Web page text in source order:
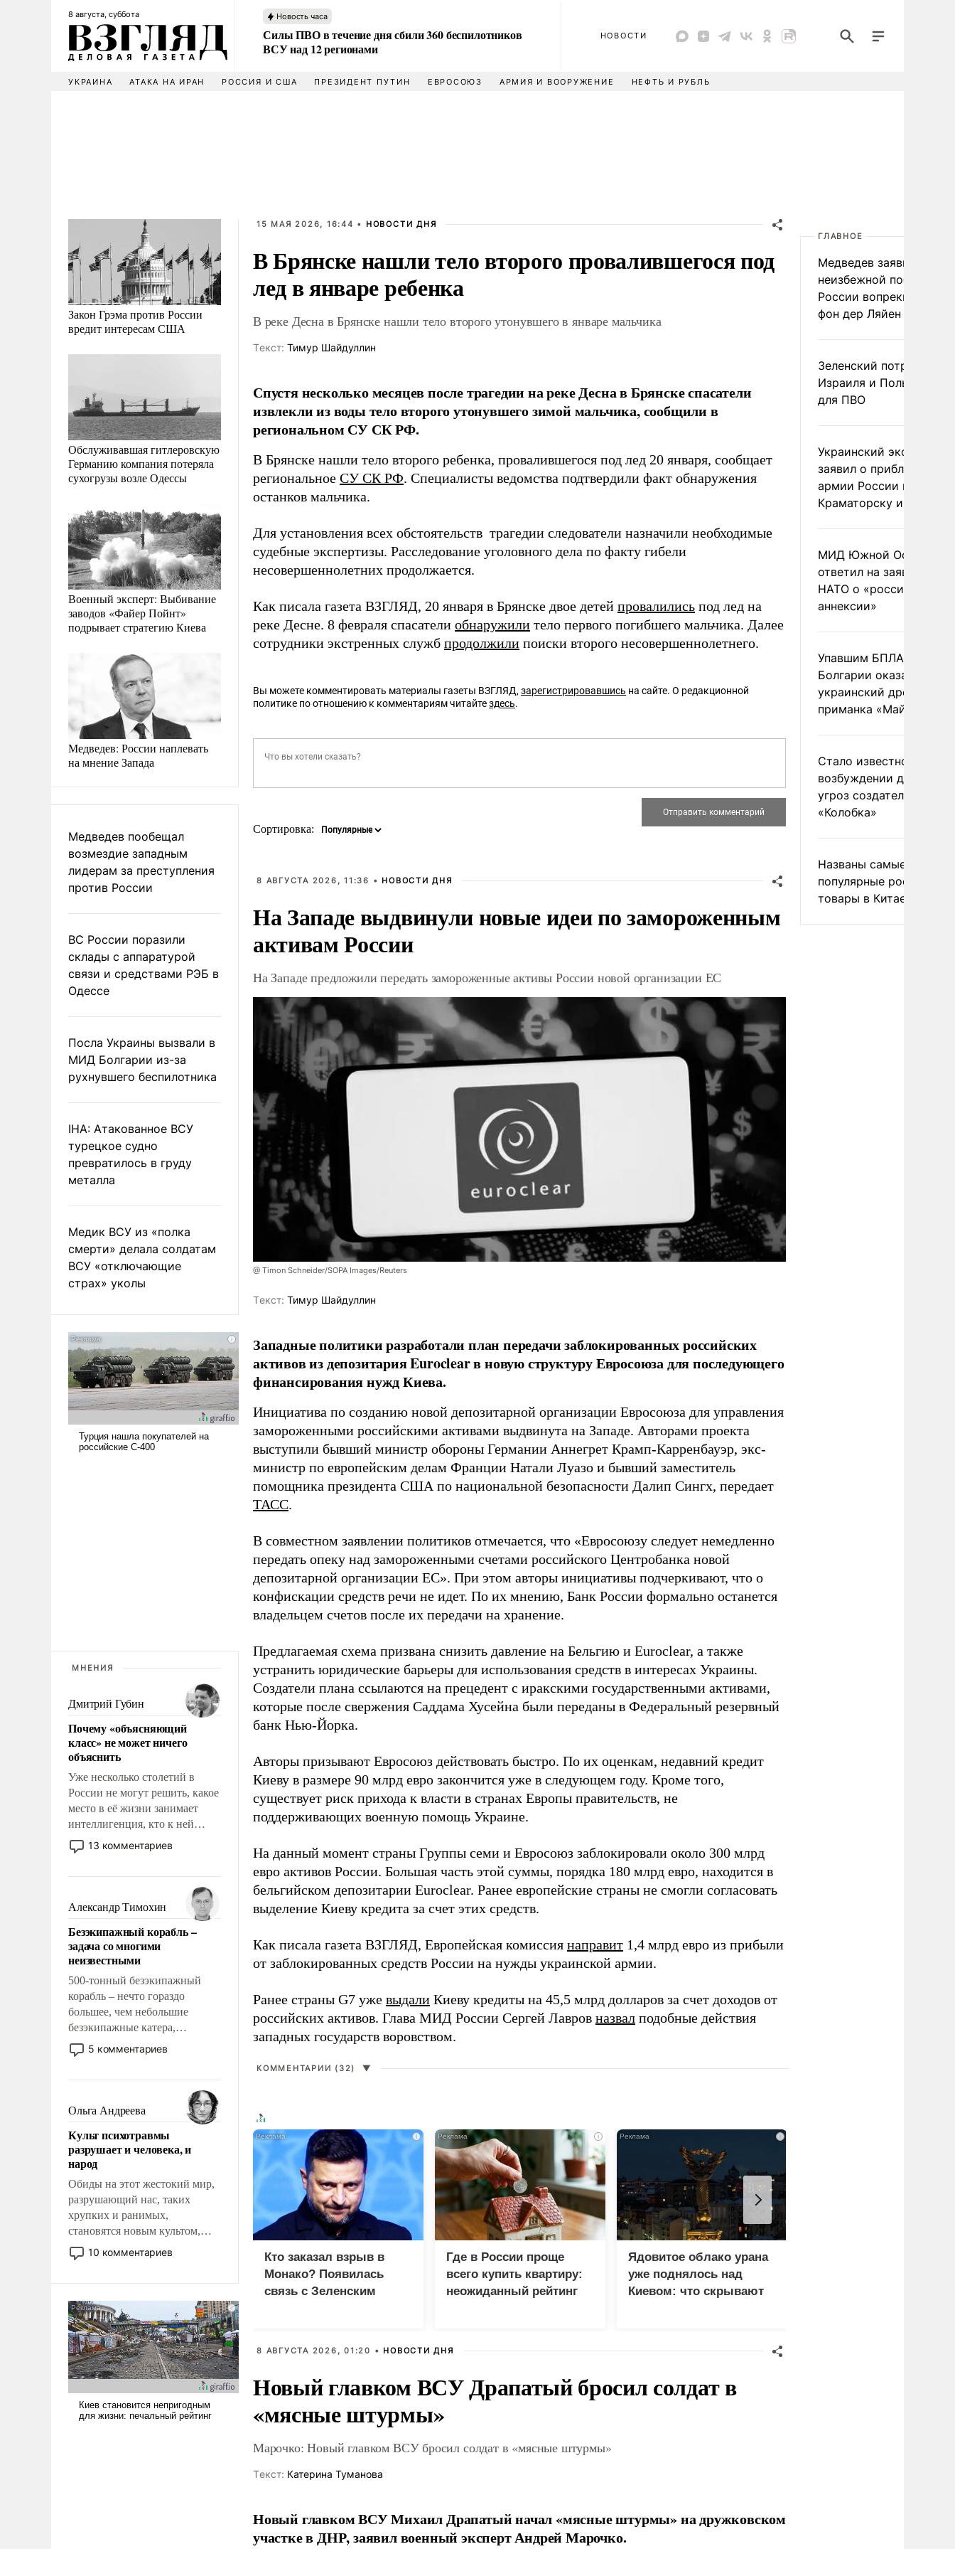
8 августа, суббота Новость часа
Силы ПВО в течение дня сбили 360 беспилотников
ВСУ над 12 регионами
НОВОСТИ
УКРАИНА АТАКА НА ИРАН РОССИЯ И США ПРЕЗИДЕНТ ПУТИН ЕВРОСОЮЗ АРМИЯ И ВООРУЖЕНИЕ НЕФТЬ И РУБЛЬ
Закон Грэма против России
вредит интересам США
Обслуживавшая гитлеровскую
Германию компания потеряла
сухогрузы возле Одессы
Военный эксперт: Выбивание
заводов «Файер Пойнт»
подрывает стратегию Киева
Медведев: России наплевать
на мнение Запада
Медведев пообещал
возмездие западным
лидерам за преступления
против России
ВС России поразили
склады с аппаратурой
связи и средствами РЭБ в
Одессе
Посла Украины вызвали в
МИД Болгарии из-за
рухнувшего беспилотника
IHA: Атакованное ВСУ
турецкое судно
превратилось в груду
металла
Медик ВСУ из «полка
смерти» делала солдатам
ВСУ «отключающие
страх» уколы
МНЕНИЯ
Дмитрий Губин
Почему «объясняющий
класс» не может ничего
объяснить
Уже несколько столетий в
России не могут решить, какое
место в её жизни занимает
интеллигенция, кто к ней
принадлежит, а кого из неё
исключили с правом
чем она отличается от просто
образованных людей. Иногда
казалось, что эти вопросы
решены раз и навсегда, но –
нет, не решены.
13 комментариев
Александр Тимохин
Безэкипажный корабль –
задача со многими
неизвестными
500-тонный безэкипажный
корабль – нечто гораздо
большее, чем небольшие
безэкипажные катера,
применение которых уже
стало обыденностью. Задача по
сложна и амбициозна. Однако
и ее реализация радикально
поднимет наши боевые
возможности.
5 комментариев
Ольга Андреева
Культ психотравмы
разрушает и человека, и
народ
Обиды на этот жестокий мир,
разрушающий нас, таких
хрупких и ранимых,
становятся новым культом,
постепенно вытесняя и
отменяя традиционное
ударами судьбы, брать на себя
ответственность, помогать
слабым, идти вперед и
адаптироваться.
10 комментариев
15 МАЯ 2026, 16:44 • НОВОСТИ ДНЯ
В Брянске нашли тело второго провалившегося под
лед в январе ребенка
В реке Десна в Брянске нашли тело второго утонувшего в январе мальчика
Tекст: Тимур Шайдуллин
Спустя несколько месяцев после трагедии на реке Десна в Брянске спасатели
извлекли из воды тело второго утонувшего зимой мальчика, сообщили в
региональном СУ СК РФ.
В Брянске нашли тело второго ребенка, провалившегося под лед 20 января, сообщает
региональное СУ СК РФ. Специалисты ведомства подтвердили факт обнаружения
останков мальчика.
Для установления всех обстоятельств трагедии следователи назначили необходимые
судебные экспертизы. Расследование уголовного дела по факту гибели
несовершеннолетних продолжается.
Как писала газета ВЗГЛЯД, 20 января в Брянске двое детей провалились под лед на
реке Десне. 8 февраля спасатели обнаружили тело первого погибшего мальчика. Далее
сотрудники экстренных служб продолжили поиски второго несовершеннолетнего.
Вы можете комментировать материалы газеты ВЗГЛЯД, зарегистрировавшись на сайте. О редакционной
политике по отношению к комментариям читайтездесь.
Сортировка:
8 АВГУСТА 2026, 11:36 • НОВОСТИ ДНЯ
На Западе выдвинули новые идеи по замороженным
активам России
На Западе предложили передать замороженные активы России новой организации ЕС
@ Timon Schneider/SOPA Images/Reuters
Tекст: Тимур Шайдуллин
Западные политики разработали план передачи заблокированных российских
активов из депозитария Euroclear в новую структуру Евросоюза для последующего
финансирования нужд Киева.
Инициатива по созданию новой депозитарной организации Евросоюза для управления
замороженными российскими активами выдвинута на Западе. Авторами проекта
выступили бывший министр обороны Германии Аннегрет Крамп-Карренбауэр, экс-
министр по европейским делам Франции Натали Луазо и бывший заместитель
помощника президента США по национальной безопасности Далип Сингх, передает
ТАСС.
В совместном заявлении политиков отмечается, что «Евросоюзу следует немедленно
передать опеку над замороженными счетами российского Центробанка новой
депозитарной организации ЕС». При этом авторы инициативы подчеркивают, что о
конфискации средств речи не идет. По их мнению, Банк России формально останется
владельцем счетов после их передачи на хранение.
Предлагаемая схема призвана снизить давление на Бельгию и Euroclear, а также
устранить юридические барьеры для использования средств в интересах Украины.
Создатели плана ссылаются на прецедент с иракскими государственными активами,
которые после свержения Саддама Хусейна были переданы в Федеральный резервный
банк Нью-Йорка.
Авторы призывают Евросоюз действовать быстро. По их оценкам, недавний кредит
Киеву в размере 90 млрд евро закончится уже в следующем году. Кроме того,
существует риск прихода к власти в странах Европы правительств, не
поддерживающих военную помощь Украине.
На данный момент страны Группы семи и Евросоюз заблокировали около 300 млрд
евро активов России. Большая часть этой суммы, порядка 180 млрд евро, находится в
бельгийском депозитарии Euroclear. Ранее европейские страны не смогли согласовать
выделение Киеву кредита за счет этих средств.
Как писала газета ВЗГЛЯД, Европейская комиссия направит 1,4 млрд евро из прибыли
от заблокированных средств России на нужды украинской армии.
Ранее страны G7 уже выдали Киеву кредиты на 45,5 млрд долларов за счет доходов от
российских активов. Глава МИД России Сергей Лавров назвал подобные действия
западных государств воровством.
КОММЕНТАРИИ (32) ▼
i
Кто заказал взрыв в
Монако? Появилась
связь с Зеленским
i
Где в России проще
всего купить квартиру:
неожиданный рейтинг
i
Ядовитое облако урана
уже поднялось над
Киевом: что скрывают
8 АВГУСТА 2026, 01:20 • НОВОСТИ ДНЯ
Новый главком ВСУ Драпатый бросил солдат в
«мясные штурмы»
Марочко: Новый главком ВСУ бросил солдат в «мясные штурмы»
Tекст: Катерина Туманова
Новый главком ВСУ Михаил Драпатый начал «мясные штурмы» на дружковском
участке в ДНР, заявил военный эксперт Андрей Марочко.
ГЛАВНОЕ
Медведев заявил о
неизбежной победе
России вопреки словам
фон дер Ляйен
Зеленский потребовал
Израиля и Польши
для ПВО
Украинский эксперт
заявил о приближении
армии России к
Краматорску и
МИД Южной Осетии
ответил на заявления
НАТО о «российской
аннексии»
Упавшим БПЛА в
Болгарии оказался
украинский дрон-
приманка «Майя»
Стало известно о
возбуждении дела из-
угроз создателям
«Колобка»
Названы самые
популярные российские
товары в Китае